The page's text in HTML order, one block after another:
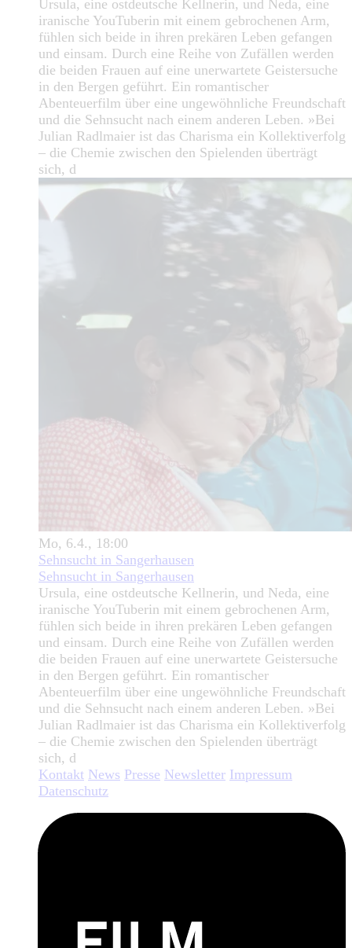
Ursula, eine ostdeutsche Kellnerin, und Neda, eine
iranische YouTuberin mit einem gebrochenen Arm,
fühlen sich beide in ihren prekären Leben gefangen
und einsam. Durch eine Reihe von Zufällen werden
die beiden Frauen auf eine unerwartete Geistersuche
in den Bergen geführt. Ein romantischer
Abenteuerfilm über eine ungewöhnliche Freundschaft
und die Sehnsucht nach einem anderen Leben. »Bei
Julian Radlmaier ist das Charisma ein Kollektiverfolg
– die Chemie zwischen den Spielenden überträgt
sich, d
Mo, 6.4., 18:00
Sehnsucht in Sangerhausen
Sehnsucht in Sangerhausen
Ursula, eine ostdeutsche Kellnerin, und Neda, eine
iranische YouTuberin mit einem gebrochenen Arm,
fühlen sich beide in ihren prekären Leben gefangen
und einsam. Durch eine Reihe von Zufällen werden
die beiden Frauen auf eine unerwartete Geistersuche
in den Bergen geführt. Ein romantischer
Abenteuerfilm über eine ungewöhnliche Freundschaft
und die Sehnsucht nach einem anderen Leben. »Bei
Julian Radlmaier ist das Charisma ein Kollektiverfolg
– die Chemie zwischen den Spielenden überträgt
sich, d
Kontakt News Presse Newsletter Impressum
Datenschutz